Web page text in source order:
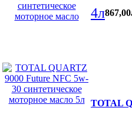
4л867,00
TOTAL